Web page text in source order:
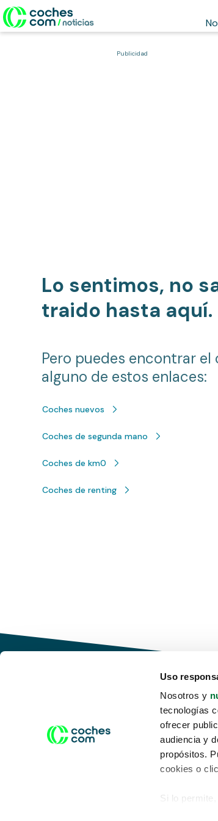
Uso
Nosotros y
tecnologías
ofrecer
audiencia y
propósitos.
cookies o
Si lo permite,
Publicidad
Lo sentimos, no
traido hasta aquí.
Pero puedes encontrar
alguno de estos enlaces:
Coches nuevos
Coches de segunda mano
Coches de km0
Coches de renting
Conduce tu futuro,
desata tu movilidad